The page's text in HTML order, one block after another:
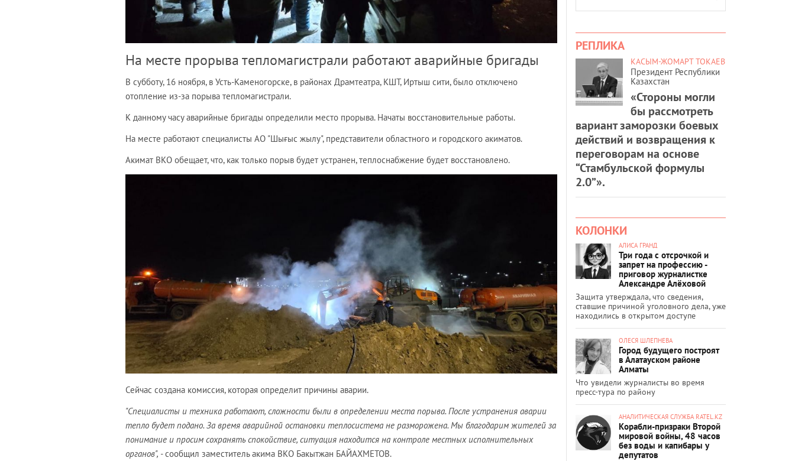
На месте прорыва тепломагистрали работают аварийные бригады
В субботу, 16 ноября, в Усть-Каменогорске, в районах Драмтеатра, КШТ, Иртыш сити, было отключено
отопление из-за порыва тепломагистрали.
К данному часу аварийные бригады определили место прорыва. Начаты восстановительные работы.
На месте работают специалисты АО "Шығыс жылу", представители областного и городского акиматов.
Акимат ВКО обещает, что, как только порыв будет устранен, теплоснабжение будет восстановлено.
Сейчас создана комиссия, которая определит причины аварии.
"Специалисты и техника работают, сложности были в определении места порыва. После устранения аварии
тепло будет подано. За время аварийной остановки теплосистема не разморожена. Мы благодарим жителей за
понимание и просим сохранять спокойствие, ситуация находится на контроле местных исполнительных
органов", -сообщил заместитель акима ВКО Бакытжан БАЙАХМЕТОВ.
РЕПЛИКА
КАСЫМ-ЖОМАРТ ТОКАЕВ
Президент Республики
Казахстан
«Стороны могли
бы рассмотреть
вариант заморозки боевых
действий и возвращения к
переговорам на основе
“Стамбульской формулы
2.0”».
КОЛОНКИ
АЛИСА ГРАНД
Три года с отсрочкой и
запрет на профессию -
приговор журналистке
Александре Алёховой
Защита утверждала, что сведения,
ставшие причиной уголовного дела, уже
находились в открытом доступе
ОЛЕСЯ ШЛЕПНЕВА
Город будущего построят
в Алатауском районе
Алматы
Что увидели журналисты во время
пресс-тура по району
АНАЛИТИЧЕСКАЯ СЛУЖБА RATEL.KZ
Корабли-призраки Второй
мировой войны, 48 часов
без воды и капибары у
депутатов